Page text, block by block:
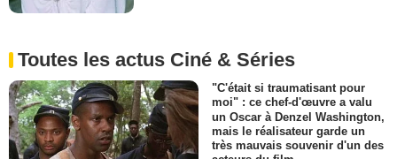
Toutes les actus Ciné & Séries
"C'était si traumatisant pour
moi" : ce chef-d'œuvre a valu
un Oscar à Denzel Washington,
mais le réalisateur garde un
très mauvais souvenir d'un des